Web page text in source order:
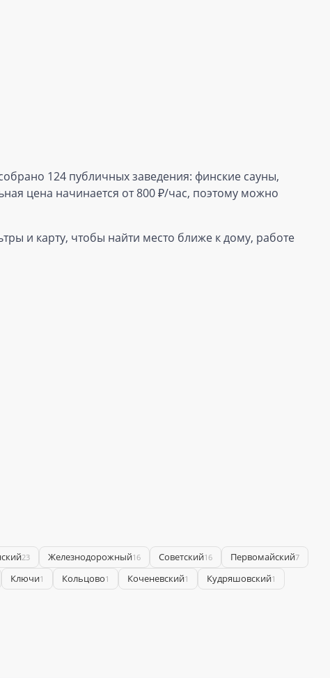
124 публичных заведения: финские сауны,
цена начинается от 800 ₽/час, поэтому можно
и карту, чтобы найти место ближе к дому, работе
23 Железнодорожный16 Советский16 Первомайский7
Ключи1 Кольцово1 Коченевский1 Кудряшовский1